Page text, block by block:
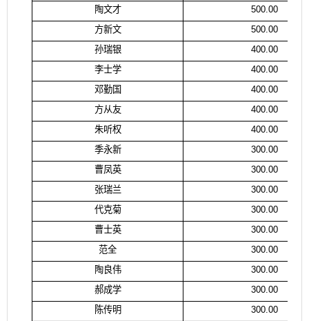
陶文才
500.00
方新文
500.00
孙瑞银
400.00
李士学
400.00
邓勤国
400.00
方从友
400.00
朱听权
400.00
季永新
300.00
曹凤英
300.00
张瑞兰
300.00
代克菊
300.00
曹士英
300.00
范全
300.00
陶良伟
300.00
郝成学
300.00
陈传明
300.00